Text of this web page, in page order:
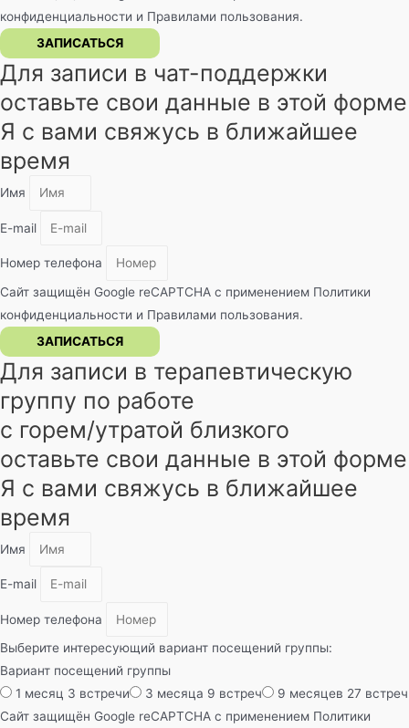
конфиденциальности и Правилами пользования.
ЗАПИСАТЬСЯ
Для записи в чат-поддержки
оставьте свои данные в этой форме
Я с вами свяжусь в ближайшее
время
Имя
E-mail
Номер телефона
Сайт защищён Google reCAPTCHA с применением Политики
конфиденциальности и Правилами пользования.
ЗАПИСАТЬСЯ
Для записи в терапевтическую
группу по работе
с горем/утратой близкого
оставьте свои данные в этой форме
Я с вами свяжусь в ближайшее
время
Имя
E-mail
Номер телефона
Выберите интересующий вариант посещений группы:
Вариант посещений группы
1 месяц 3 встречи
3 месяца 9 встреч
9 месяцев 27 встреч
Сайт защищён Google reCAPTCHA с применением Политики